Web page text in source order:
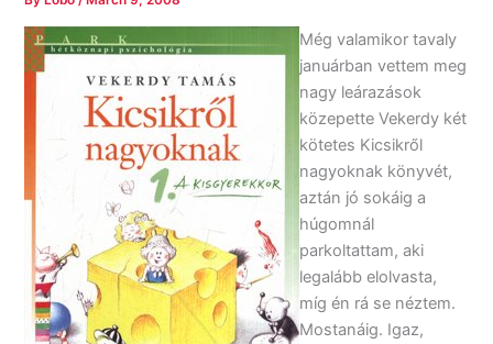
Még valamikor tavaly
januárban vettem meg
nagy leárazások
közepette Vekerdy két
kötetes Kicsikről
nagyoknak könyvét,
aztán jó sokáig a
húgomnál
parkoltattam, aki
legalább elolvasta,
míg én rá se néztem.
Mostanáig. Igaz,